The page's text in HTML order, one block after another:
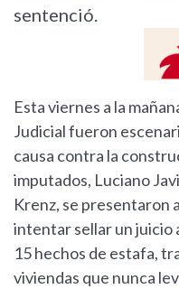
sentenció.
Esta viernes a la
Judicial fueron
causa contra la
imputados, Luciano
Krenz, se presentaron
intentar sellar un juicio
15 hechos de estafa,
viviendas que nunca